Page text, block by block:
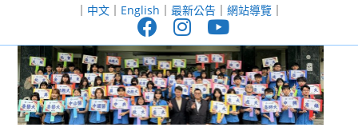
至
｜ 中文｜ English ｜ 最新公告｜ 網站導覽｜